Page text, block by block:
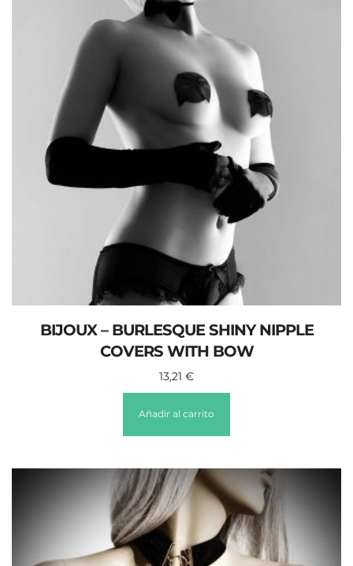
BIJOUX – BURLESQUE SHINY NIPPLE
COVERS WITH BOW
13,21 €
Añadir al carrito